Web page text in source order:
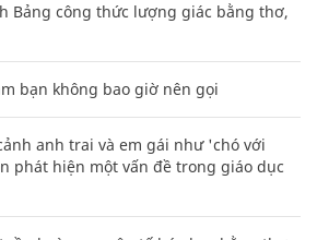
Bảng công thức lượng giác bằng thơ,
bạn không bao giờ nên gọi
anh trai và em gái như 'chó với
phát hiện một vấn đề trong giáo dục